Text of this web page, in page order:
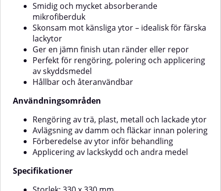
efterbehandla vaxade ytorPassar
torrpolering.💡 Tips för bästa
resultatTvätta dukarna utan
absorptionsförmågan.Använd en
separat duk för glas, en för
lack.Förvara torra dukar rent och
dammfritt mellan
Smidig och mycket absorberande
mikrofiberduk
Skonsam mot känsliga ytor – idealisk för färska
lackytor
Ger en jämn finish utan ränder eller repor
Perfekt för rengöring, polering och applicering
av skyddsmedel
Hållbar och återanvändbar
Användningsområden
Rengöring av trä, plast, metall och lackade ytor
Avlägsning av damm och fläckar innan polering
Förberedelse av ytor inför behandling
Applicering av lackskydd och andra medel
Specifikationer